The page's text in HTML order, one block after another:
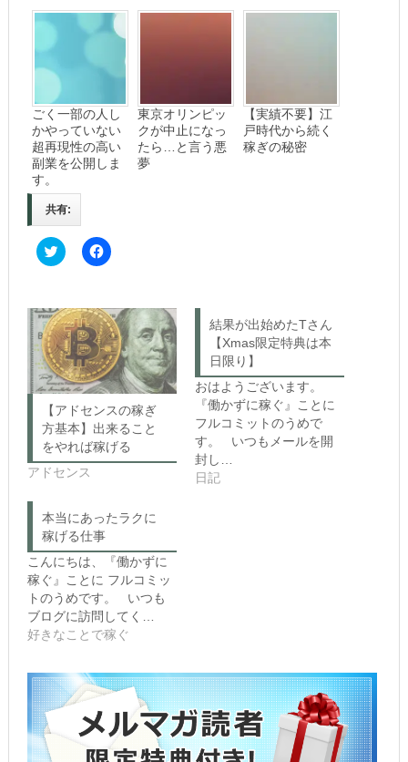
ごく一部の人し
かやっていない
超再現性の高い
副業を公開しま
す。
東京オリンピッ
クが中止になっ
たら…と言う悪
夢
【実績不要】江
戸時代から続く
稼ぎの秘密
共有:
C
l
t
o
s
h
a
r
e
o
n
T
w
i
t
t
e
し
い
ウ
ィ
ン
ド
ウ
で
開
き
ま
す)
F
a
o
o
k
で
共
有
す
る
に
は
ク
リ
ッ
ク
だ
さ
い
し
ウ
ン
ド
ウ
で
ま
す)
【アドセンスの稼ぎ
方基本】出来ること
をやれば稼げる
アドセンス
結果が出始めたTさん
【Xmas限定特典は本
日限り】
おはようございます。
『働かずに稼ぐ』ことに
フルコミットのうめで
す。 いつもメールを開
封し…
日記
本当にあったラクに
稼げる仕事
こんにちは、『働かずに
稼ぐ』ことに フルコミッ
トのうめです。 いつも
ブログに訪問してく…
好きなことで稼ぐ